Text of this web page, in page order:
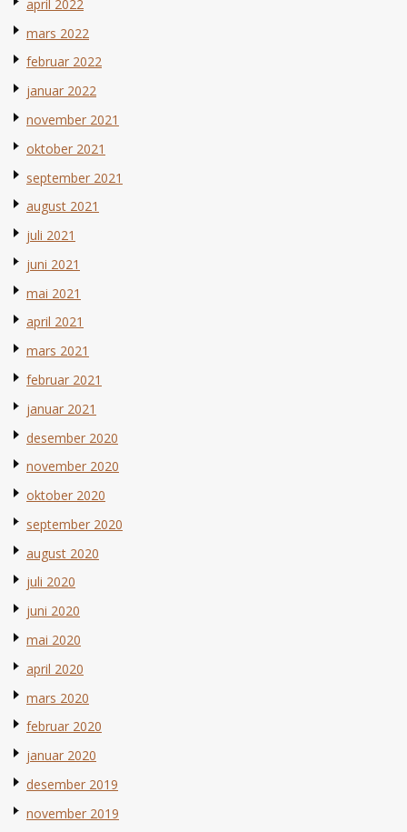
april 2022
mars 2022
februar 2022
januar 2022
november 2021
oktober 2021
september 2021
august 2021
juli 2021
juni 2021
mai 2021
april 2021
mars 2021
februar 2021
januar 2021
desember 2020
november 2020
oktober 2020
september 2020
august 2020
juli 2020
juni 2020
mai 2020
april 2020
mars 2020
februar 2020
januar 2020
desember 2019
november 2019